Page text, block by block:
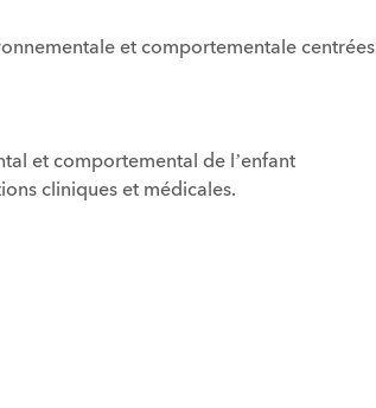
et comportementale centrées
et comportemental de l’enfant
cliniques et médicales.